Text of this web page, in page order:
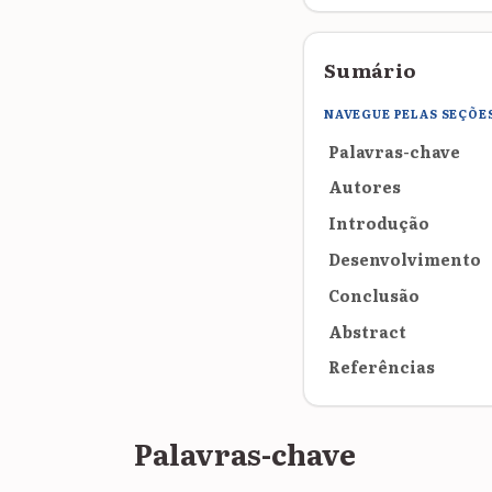
Sumário
NAVEGUE PELAS
Palavras-chave
Autores
Introdução
Desenvolvimento
Conclusão
Abstract
Referências
Palavras-chave